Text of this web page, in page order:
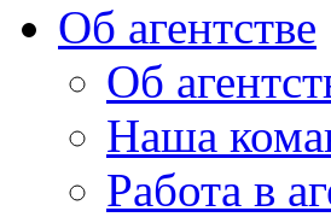
Об агентстве
Об
Наша
Работа в